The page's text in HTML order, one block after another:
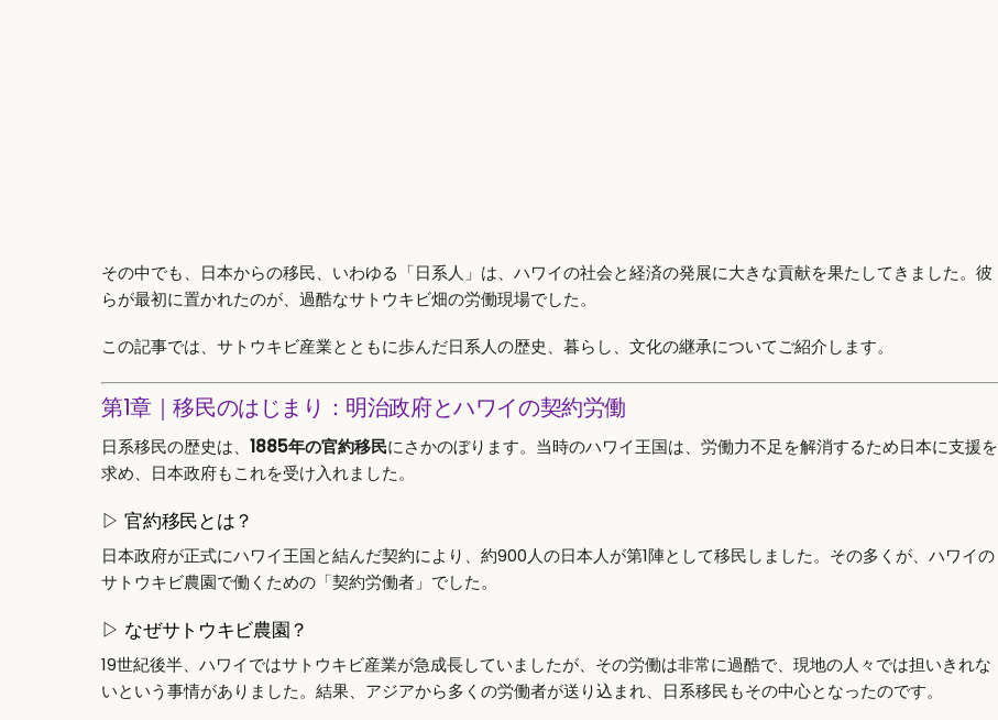
その中でも、日本からの移民、いわゆる「日系人」は、ハワイの社会と経済の発展に大きな貢献を果たしてきました。彼
らが最初に置かれたのが、過酷なサトウキビ畑の労働現場でした。
この記事では、サトウキビ産業とともに歩んだ日系人の歴史、暮らし、文化の継承についてご紹介します。
第1章｜移民のはじまり：明治政府とハワイの契約労働
日系移民の歴史は、 1885年の官約移民にさかのぼります。当時のハワイ王国は、労働力不足を解消するため日本に支援を
求め、日本政府もこれを受け入れました。
▷ 官約移民とは？
日本政府が正式にハワイ王国と結んだ契約により、約900人の日本人が第1陣として移民しました。その多くが、ハワイの
サトウキビ農園で働くための「契約労働者」でした。
▷ なぜサトウキビ農園？
19世紀後半、ハワイではサトウキビ産業が急成長していましたが、その労働は非常に過酷で、現地の人々では担いきれな
いという事情がありました。結果、アジアから多くの労働者が送り込まれ、日系移民もその中心となったのです。